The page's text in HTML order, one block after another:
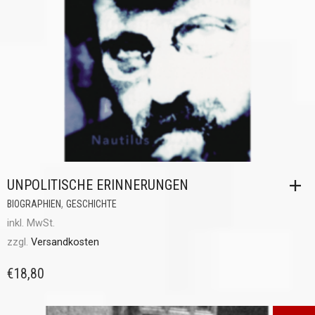
UNPOLITISCHE ERINNERUNGEN
BIOGRAPHIEN, GESCHICHTE
inkl. MwSt.
zzgl. Versandkosten
€18,80